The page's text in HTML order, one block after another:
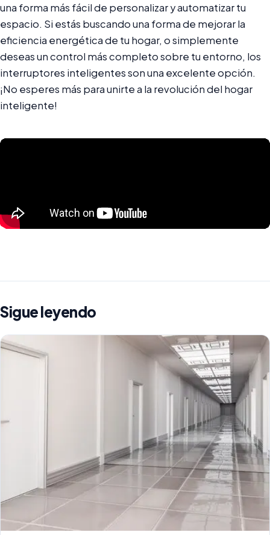
una forma más fácil de personalizar y automatizar tu
espacio. Si estás buscando una forma de mejorar la
eficiencia energética de tu hogar, o simplemente
deseas un control más completo sobre tu entorno, los
interruptores inteligentes son una excelente opción.
¡No esperes más para unirte a la revolución del hogar
inteligente!
Sigue leyendo